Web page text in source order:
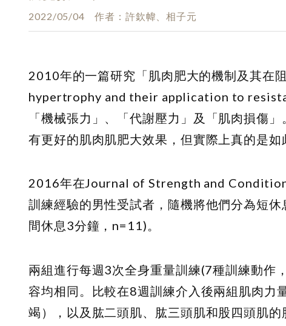
2022/05/04 作者 許欽幃、相子元
2010年的一篇研究「肌肉肥大的機制及其在
hypertrophy and their application to
「機械張力」、「代謝壓力」及「肌肉損傷
有更好的肌肉肌肥大效果，但實際上真的是如
2016年在Journal of Strength and
訓練經驗的男性受試者，隨機將他們分為短
間休息3分鐘，n=11)。
兩組進行每週3次全身重量訓練(7種訓練動作
容均相同。比較在8週訓練介入後兩組肌肉力
竭），以及肱二頭肌、肱三頭肌和股四頭肌